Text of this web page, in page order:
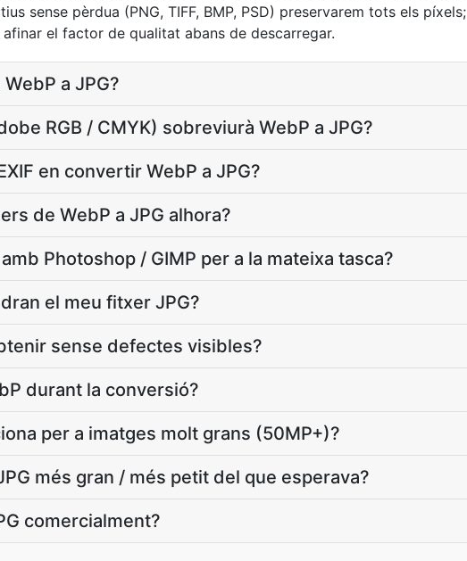
sense pèrdua (PNG, TIFF, BMP, PSD) preservarem tots els píxels;
afinar el factor de qualitat abans de descarregar.
a JPG?
RGB / CMYK) sobreviurà WebP a JPG?
en convertir WebP a JPG?
de WebP a JPG alhora?
Photoshop / GIMP per a la mateixa tasca?
el meu fitxer JPG?
sense defectes visibles?
durant la conversió?
per a imatges molt grans (50MP+)?
més gran / més petit del que esperava?
comercialment?